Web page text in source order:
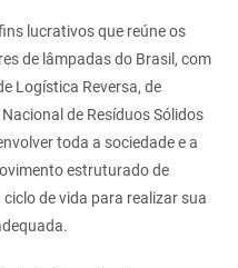
lucrativos que reúne os
de lâmpadas do Brasil, com
Logística Reversa, de
de Resíduos Sólidos
toda a sociedade e a
estruturado de
de vida para realizar sua